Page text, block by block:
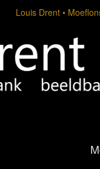
Louis Drent